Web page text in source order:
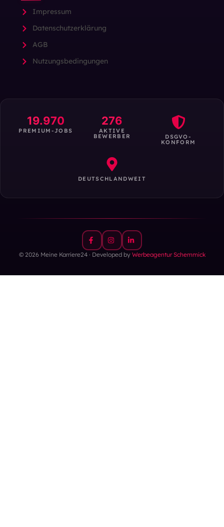
Impressum
Datenschutzerklärung
AGB
Nutzungsbedingungen
19.970
PREMIUM-JOBS
276
AKTIVE
BEWERBER DSGVO-
KONFORM
DEUTSCHLANDWEIT
© 2026 Meine Karriere24 · Developed by Werbeagentur Schemmick